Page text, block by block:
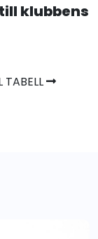
klubbens
TABELL